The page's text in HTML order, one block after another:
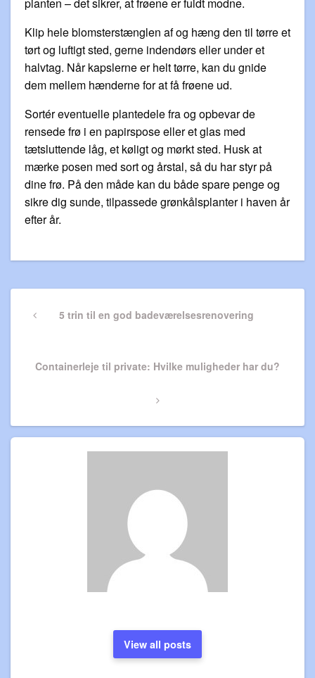
planten – det sikrer, at frøene er fuldt modne.
Klip hele blomsterstænglen af og hæng den til tørre et
tørt og luftigt sted, gerne indendørs eller under et
halvtag. Når kapslerne er helt tørre, kan du gnide
dem mellem hænderne for at få frøene ud.
Sortér eventuelle plantedele fra og opbevar de
rensede frø i en papirspose eller et glas med
tætsluttende låg, et køligt og mørkt sted. Husk at
mærke posen med sort og årstal, så du har styr på
dine frø. På den måde kan du både spare penge og
sikre dig sunde, tilpassede grønkålsplanter i haven år
efter år.
Previous5 trin til en god badeværelsesrenovering
Next
Containerleje til private: Hvilke muligheder har du?
View all posts